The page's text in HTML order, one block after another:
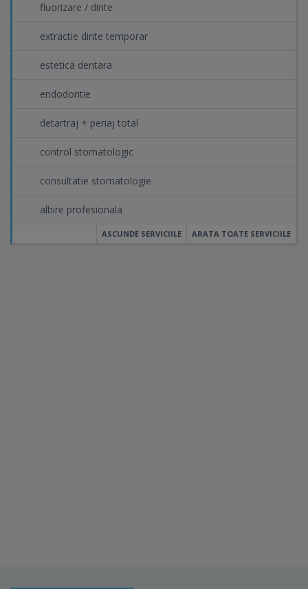
fluorizare / dinte
extractie dinte temporar
estetica dentara
endodontie
detartraj + periaj total
control stomatologic
consultatie stomatologie
albire profesionala
ARATA TOATE SERVICIILE
ASCUNDE SERVICIILE